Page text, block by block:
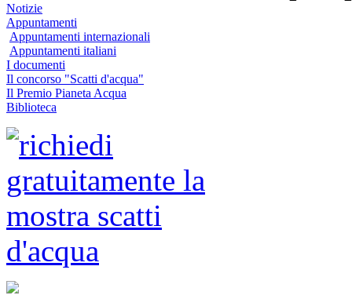
Notizie
Appuntamenti
Appuntamenti internazionali
Appuntamenti italiani
I documenti
Il concorso "Scatti d'acqua"
Il Premio Pianeta Acqua
Biblioteca